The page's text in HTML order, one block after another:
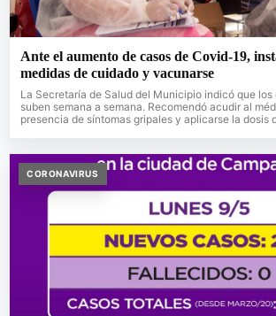
Ante el aumento de casos de Covid-19,
medidas de cuidado y vacunarse
La Secretaría de Salud del Municipio indicó que
suben semana a semana. Recomendó acudir al
presencia de síntomas gripales y aplicarse la dosis
CORONAVIRUS